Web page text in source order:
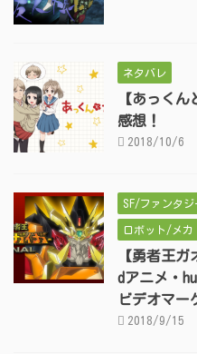
ネタバレ
【あっく
感想！
2018/10/6
SF/ファンタジ
ロボット/メカ
【勇者王ガ
dアニメ・
ビデオマー
2018/9/15